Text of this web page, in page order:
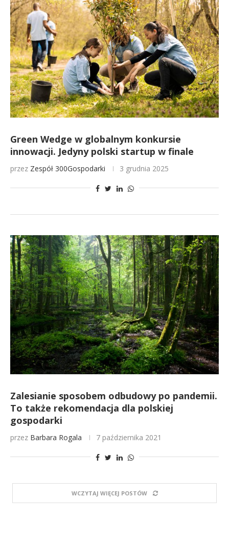
Green Wedge w globalnym konkursie
innowacji. Jedyny polski startup w finale
przez Zespół 300Gospodarki 3 grudnia 2025
Zalesianie sposobem odbudowy po pandemii.
To także rekomendacja dla polskiej
gospodarki
przez Barbara Rogala 7 października 2021
WCZYTAJ WIĘCEJ POSTÓW